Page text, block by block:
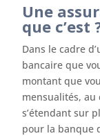
Une
que c’est
Dans le cadre
bancaire que
montant que
mensualités, au
s’étendant sur
pour la banque